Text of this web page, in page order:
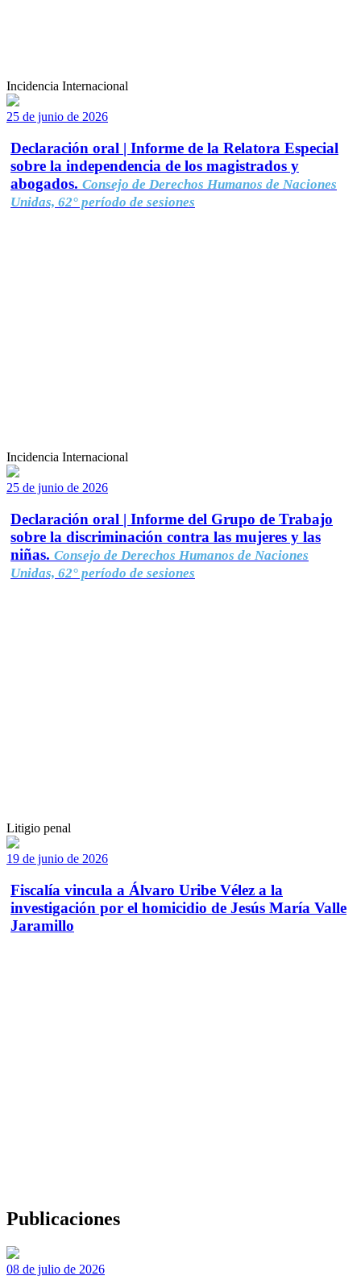
Incidencia Internacional
25 de junio de 2026
Declaración oral | Informe de la Relatora Especial
sobre la independencia de los magistrados y
abogados. Consejo de Derechos Humanos de Naciones
Unidas, 62° período de sesiones
Incidencia Internacional
25 de junio de 2026
Declaración oral | Informe del Grupo de Trabajo
sobre la discriminación contra las mujeres y las
niñas. Consejo de Derechos Humanos de Naciones
Unidas, 62° período de sesiones
Litigio penal
19 de junio de 2026
Fiscalía vincula a Álvaro Uribe Vélez a la
investigación por el homicidio de Jesús María Valle
Jaramillo
Publicaciones
08 de julio de 2026